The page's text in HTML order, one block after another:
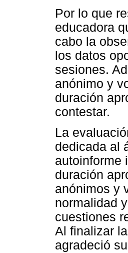
Por lo que
educadora
cabo la
los datos
sesiones.
anónimo y
duración
contestar.
La
dedicada al
autoinforme
duración
anónimos y
normalidad
cuestiones
Al finalizar
agradeció